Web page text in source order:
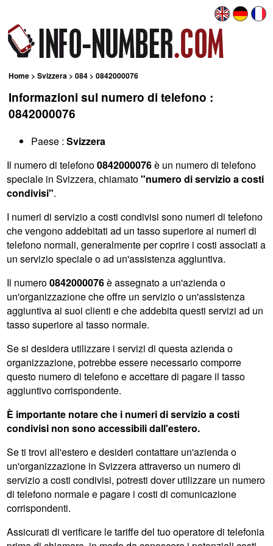
Home >Svizzera >084 > 0842000076
Informazioni sul numero di telefono :
0842000076
Paese :Svizzera
Il numero di telefono0842000076è un numero di telefono
speciale in Svizzera, chiamato"numero di servizio a costi
condivisi".
I numeri di servizio a costi condivisi sono numeri di telefono
che vengono addebitati ad un tasso superiore ai numeri di
telefono normali, generalmente per coprire i costi associati a
un servizio speciale o ad un'assistenza aggiuntiva.
Il numero0842000076è assegnato a un'azienda o
un'organizzazione che offre un servizio o un'assistenza
aggiuntiva ai suoi clienti e che addebita questi servizi ad un
tasso superiore al tasso normale.
Se si desidera utilizzare i servizi di questa azienda o
organizzazione, potrebbe essere necessario comporre
questo numero di telefono e accettare di pagare il tasso
aggiuntivo corrispondente.
È importante notare che i numeri di servizio a costi
condivisi non sono accessibili dall'estero.
Se ti trovi all'estero e desideri contattare un'azienda o
un'organizzazione in Svizzera attraverso un numero di
servizio a costi condivisi, potresti dover utilizzare un numero
di telefono normale e pagare i costi di comunicazione
corrispondenti.
Assicurati di verificare le tariffe del tuo operatore di telefonia